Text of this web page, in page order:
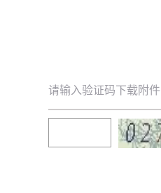
请输入验证码下载附件